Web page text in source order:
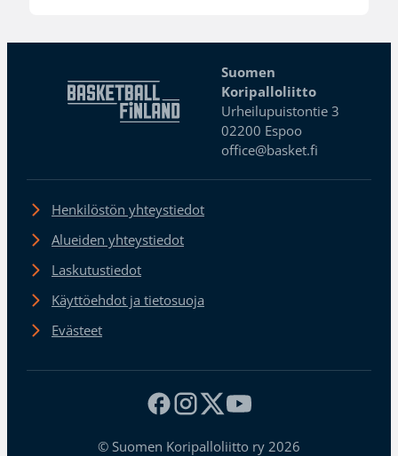
Suomen
Koripalloliitto
Urheilupuistontie 3
02200 Espoo
office@basket.fi
Henkilöstön yhteystiedot
Alueiden yhteystiedot
Laskutustiedot
Käyttöehdot ja tietosuoja
Evästeet
© Suomen Koripalloliitto ry 2026